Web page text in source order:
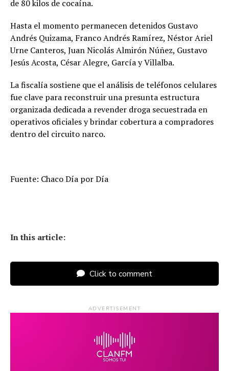
de 80 kilos de cocaína.
Hasta el momento permanecen detenidos Gustavo
Andrés Quizama, Franco Andrés Ramírez, Néstor Ariel
Urne Canteros, Juan Nicolás Almirón Núñez, Gustavo
Jesús Acosta, César Alegre, García y Villalba.
La fiscalía sostiene que el análisis de teléfonos celulares
fue clave para reconstruir una presunta estructura
organizada dedicada a revender droga secuestrada en
operativos oficiales y brindar cobertura a compradores
dentro del circuito narco.
Fuente: Chaco Día por Día
In this article:
Click to comment
ADVERTISEMENT